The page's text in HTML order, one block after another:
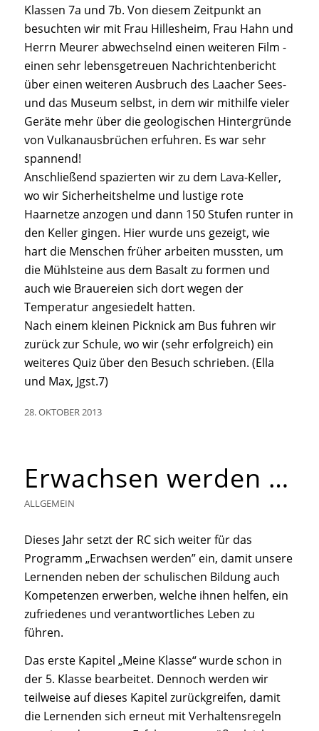
Klassen 7a und 7b. Von diesem Zeitpunkt an
besuchten wir mit Frau Hillesheim, Frau Hahn und
Herrn Meurer abwechselnd einen weiteren Film -
einen sehr lebensgetreuen Nachrichtenbericht
über einen weiteren Ausbruch des Laacher Sees-
und das Museum selbst, in dem wir mithilfe vieler
Geräte mehr über die geologischen Hintergründe
von Vulkanausbrüchen erfuhren. Es war sehr
spannend!
Anschließend spazierten wir zu dem Lava-Keller,
wo wir Sicherheitshelme und lustige rote
Haarnetze anzogen und dann 150 Stufen runter in
den Keller gingen. Hier wurde uns gezeigt, wie
hart die Menschen früher arbeiten mussten, um
die Mühlsteine aus dem Basalt zu formen und
auch wie Brauereien sich dort wegen der
Temperatur angesiedelt hatten.
Nach einem kleinen Picknick am Bus fuhren wir
zurück zur Schule, wo wir (sehr erfolgreich) ein
weiteres Quiz über den Besuch schrieben. (Ella
und Max, Jgst.7)
28. OKTOBER 2013
Erwachsen werden …
ALLGEMEIN
Dieses Jahr setzt der RC sich weiter für das
Programm „Erwachsen werden” ein, damit unsere
Lernenden neben der schulischen Bildung auch
Kompetenzen erwerben, welche ihnen helfen, ein
zufriedenes und verantwortliches Leben zu
führen.
Das erste Kapitel „Meine Klasse“ wurde schon in
der 5. Klasse bearbeitet. Dennoch werden wir
teilweise auf dieses Kapitel zurückgreifen, damit
die Lernenden sich erneut mit Verhaltensregeln